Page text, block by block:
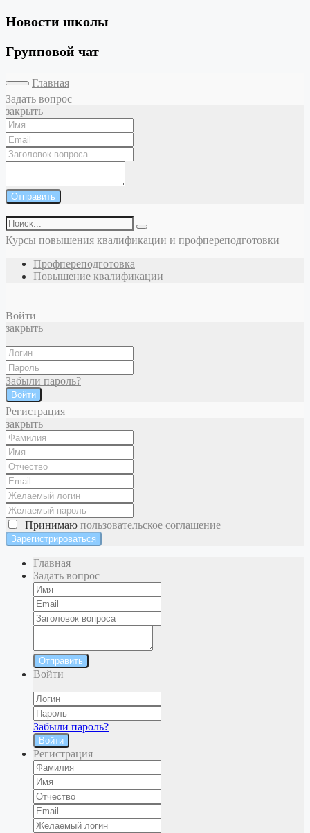
Новости школы
Групповой чат
Главная
Задать вопрос
закрыть
Отправить
Курсы повышения квалификации и профпереподготовки
Профпереподготовка
Повышение квалификации
Войти
закрыть
Забыли пароль?
Войти
Регистрация
закрыть
Принимаю пользовательское соглашение
Главная
Задать вопрос
Отправить
Войти
Забыли пароль?
Войти
Регистрация